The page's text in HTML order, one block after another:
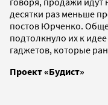
десятки раз меньше
постов Юрченко.
подтолкнуло их к
гаджетов, которые
Проект «Будист»